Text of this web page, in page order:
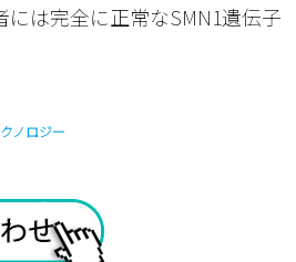
は完全に正常なSMN1遺伝子
ノロジー